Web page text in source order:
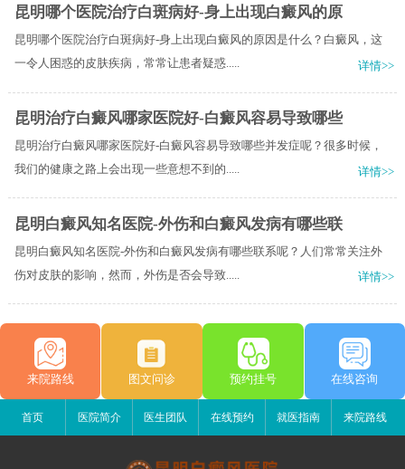
昆明哪个医院治疗白斑病好-身上出现白癜风的原
昆明哪个医院治疗白斑病好-身上出现白癜风的原因是什么？白癜风，这
一令人困惑的皮肤疾病，常常让患者疑惑.....
详情>>
昆明治疗白癜风哪家医院好-白癜风容易导致哪些
昆明治疗白癜风哪家医院好-白癜风容易导致哪些并发症呢？很多时候，
我们的健康之路上会出现一些意想不到的.....
详情>>
昆明白癜风知名医院-外伤和白癜风发病有哪些联
昆明白癜风知名医院-外伤和白癜风发病有哪些联系呢？人们常常关注外
伤对皮肤的影响，然而，外伤是否会导致.....
详情>>
来院路线 图文问诊 预约挂号 在线咨询
首页 医院简介 医生团队 在线预约 就医指南 来院路线